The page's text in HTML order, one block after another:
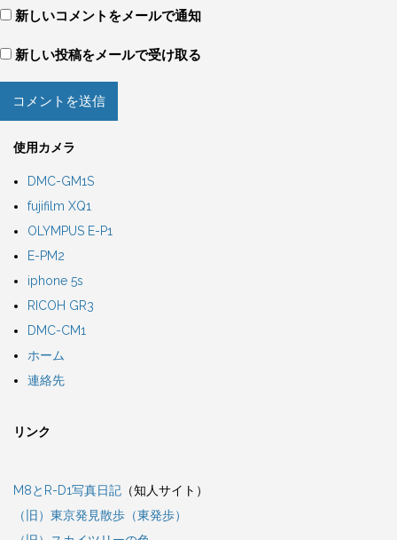
新しいコメントをメールで通知
新しい投稿をメールで受け取る
使用カメラ
DMC-GM1S
fujifilm XQ1
OLYMPUS E-P1
E-PM2
iphone 5s
RICOH GR3
DMC-CM1
ホーム
連絡先
リンク
M8とR-D1写真日記 （知人サイト）
（旧）東京発見散歩（東発歩）